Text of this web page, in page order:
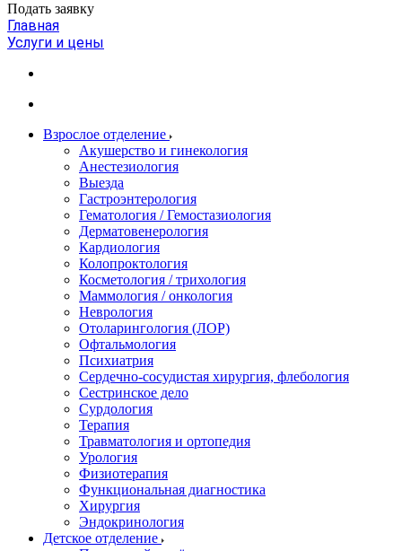
Подать заявку
Главная
Услуги и цены
Взрослое отделение
Акушерство и гинекология
Анестезиология
Выезда
Гастроэнтерология
Гематология / Гемостазиология
Дерматовенерология
Кардиология
Колопроктология
Косметология / трихология
Маммология / онкология
Неврология
Отоларингология (ЛОР)
Офтальмология
Психиатрия
Сердечно-сосудистая хирургия, флебология
Сестринское дело
Сурдология
Терапия
Травматология и ортопедия
Урология
Физиотерапия
Функциональная диагностика
Хирургия
Эндокринология
Детское отделение